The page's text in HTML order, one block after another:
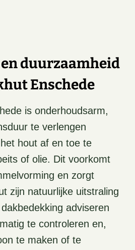
duurzaamheid
Enschede
is onderhoudsarm,
te verlengen
hout af en toe te
of olie. Dit voorkomt
en zorgt
zijn natuurlijke uitstraling
adviseren
te controleren en,
te maken of te